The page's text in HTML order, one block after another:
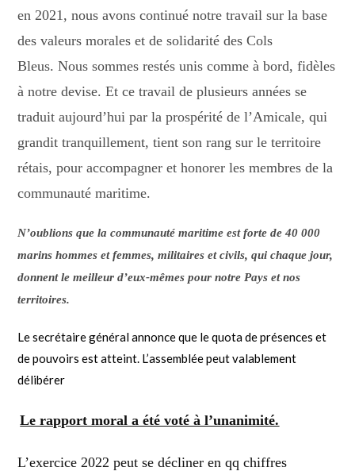
en 2021, nous avons continué notre travail sur la base
des valeurs morales et de solidarité des Cols
Bleus.Nous sommes restés unis comme à bord, fidèles
à notre devise.Et ce travail de plusieurs années se
traduit aujourd’hui par la prospérité de l’Amicale, qui
grandit tranquillement, tient son rang sur le territoire
rétais, pour accompagner et honorer les membres de la
communauté maritime.
N’oublions que la communauté maritime est forte de 40 000
marins hommes et femmes, militaires et civils, qui chaque jour,
donnent le meilleur d’eux-mêmes pour notre Pays et nos
territoires.
Le secrétaire général annonce que le quota de présences et
de pouvoirs est atteint. L’assemblée peut valablement
délibérer
Le rapport moral a été voté à l’unanimité.
L’exercice2022peut se décliner en qq chiffres